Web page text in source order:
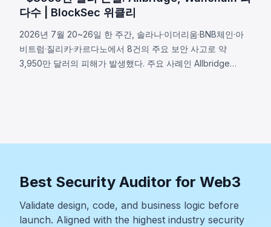
다수 | BlockSec 위클리
2026년 7월 20~26일 한 주간, 솔라나·이더리움·BNB체인·아
비트럼·질리카·카르다노에서 8건의 주요 보안 사고로 약
3,950만 달러의 피해가 발생했다. 주요 사례인 Allbridge
Best Security Auditor for Web3
Validate design, code, and business logic before
launch. Aligned with the highest industry security